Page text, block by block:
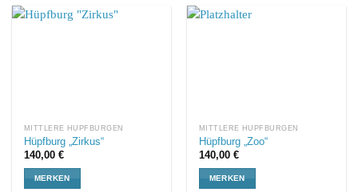
MITTLERE HÜPFBURGEN
Hüpfburg „Zirkus“
140,00 €
MERKEN
MITTLERE HÜPFBURGEN
Hüpfburg „Zoo“
140,00 €
MERKEN